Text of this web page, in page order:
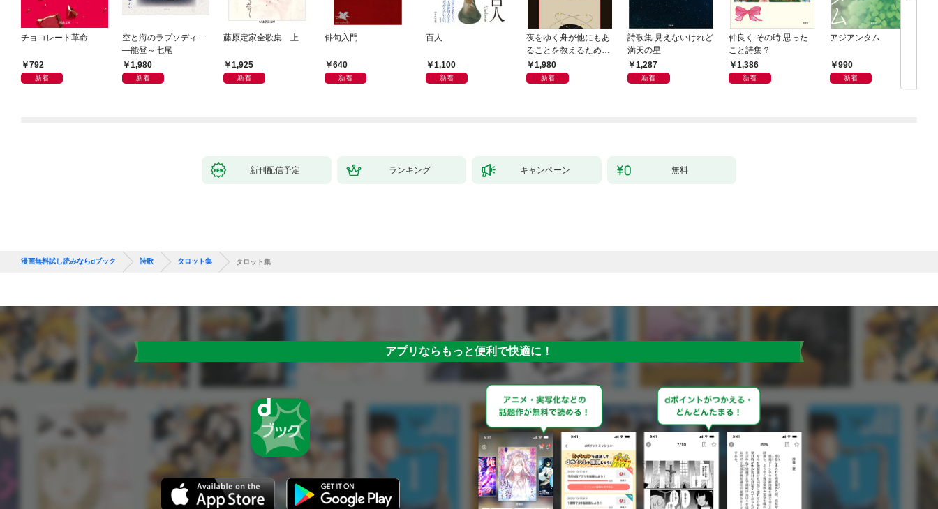
チョコレート革命
792
新着
空と海のラプソディ―
―能登～七尾
1,980
新着
藤原定家全歌集 上
1,925
新着
俳句入門
640
新着
百人
1,100
新着
夜をゆく舟が他にもあ
ることを教えるために
歌はひかった
1,980
新着
詩歌集 見えないけれど
満天の星
1,287
新着
仲良く その時 思った
こと詩集？
1,386
新着
アジアンタム
990
新着
新刊配信予定 ランキング キャンペーン 無料
漫画無料試し読みならdブック 詩歌 タロット集 タロット集
アプリならもっと便利で快適に！